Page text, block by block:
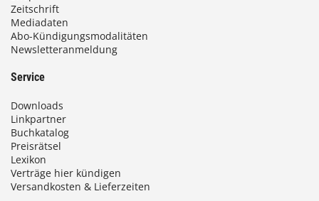
€
Zeitschrift
Mediadaten
Abo-Kündigungsmodalitäten
Newsletteranmeldung
Service
Downloads
Linkpartner
Buchkatalog
Preisrätsel
Lexikon
Verträge hier kündigen
Versandkosten & Lieferzeiten